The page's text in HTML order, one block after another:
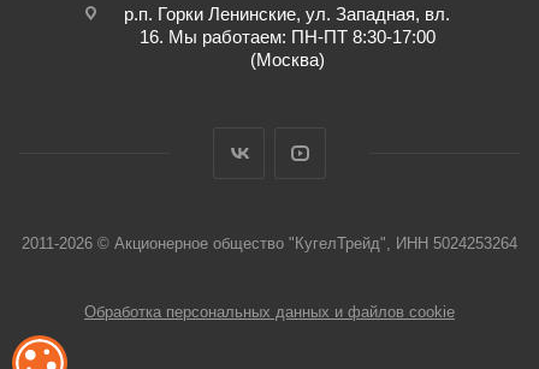
р.п. Горки Ленинские, ул. Западная, вл.
16. Мы работаем: ПН-ПТ 8:30-17:00
(Москва)
2011-2026 © Акционерное общество "КугелТрейд", ИНН 5024253264
Обработка персональных данных и файлов cookie
ОБРАБОТКА ФАЙЛОВ COOKIE